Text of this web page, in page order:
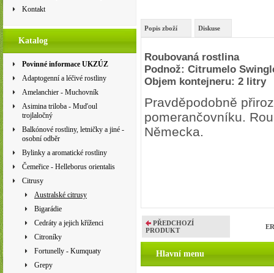
Kontakt
Katalog
Povinné informace UKZÚZ
Adaptogenní a léčivé rostliny
Amelanchier - Muchovník
Asimina triloba - Muďoul
trojlaločný
Balkónové rostliny, letničky a jiné -
osobní odběr
Bylinky a aromatické rostliny
Čemeřice - Helleborus orientalis
Citrusy
Australské citrusy
Bigarádie
Cedráty a jejich kříženci
Citroníky
Fortunelly - Kumquaty
Grepy
Popis zboží Diskuse
Roubovaná rostlina
Podnož: Citrumelo
Objem kontejneru: 2 litry
Pravděpodobně
pomerančovníku.
Německa.
PŘEDCHOZÍ
PRODUKT
Hlavní menu